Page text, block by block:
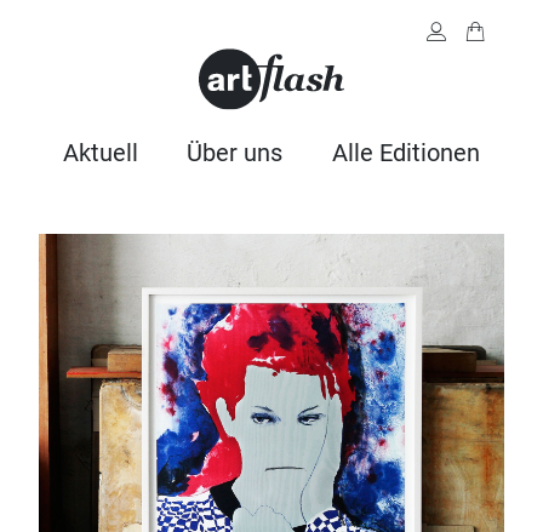
Aktuell Über uns Alle Editionen